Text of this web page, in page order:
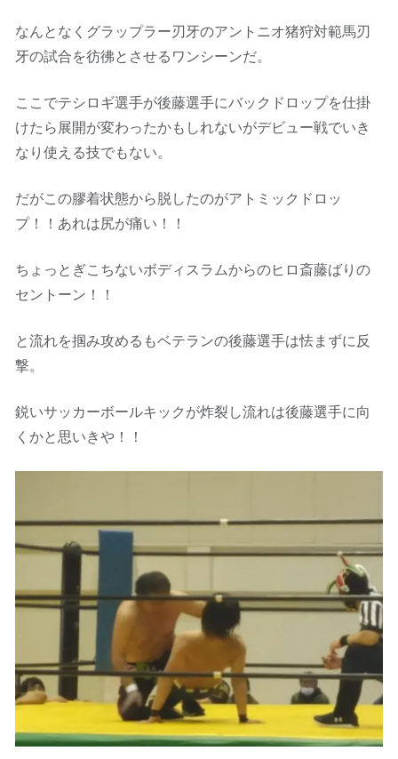
なんとなくグラップラー刃牙のアントニオ猪狩対範馬刃
牙の試合を彷彿とさせるワンシーンだ。
ここでテシロギ選手が後藤選手にバックドロップを仕掛
けたら展開が変わったかもしれないがデビュー戦でいき
なり使える技でもない。
だがこの膠着状態から脱したのがアトミックドロッ
プ！！あれは尻が痛い！！
ちょっとぎこちないボディスラムからのヒロ斎藤ばりの
セントーン！！
と流れを掴み攻めるもベテランの後藤選手は怯まずに反
撃。
鋭いサッカーボールキックが炸裂し流れは後藤選手に向
くかと思いきや！！